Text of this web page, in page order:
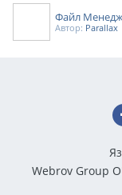
Файл
Автор: Parallax
Webrov Group